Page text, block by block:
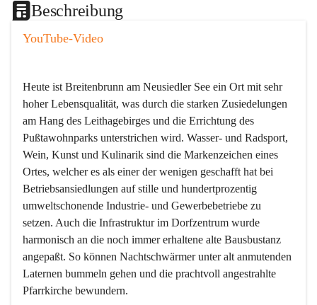
Beschreibung
YouTube-Video
Heute ist Breitenbrunn am Neusiedler See ein Ort mit sehr
hoher Lebensqualität, was durch die starken Zusiedelungen
am Hang des Leithagebirges und die Errichtung des
Pußtawohnparks unterstrichen wird. Wasser- und Radsport,
Wein, Kunst und Kulinarik sind die Markenzeichen eines
Ortes, welcher es als einer der wenigen geschafft hat bei
Betriebsansiedlungen auf stille und hundertprozentig
umweltschonende Industrie- und Gewerbebetriebe zu
setzen. Auch die Infrastruktur im Dorfzentrum wurde
harmonisch an die noch immer erhaltene alte Bausbustanz
angepaßt. So können Nachtschwärmer unter alt anmutenden
Laternen bummeln gehen und die prachtvoll angestrahlte
Pfarrkirche bewundern.